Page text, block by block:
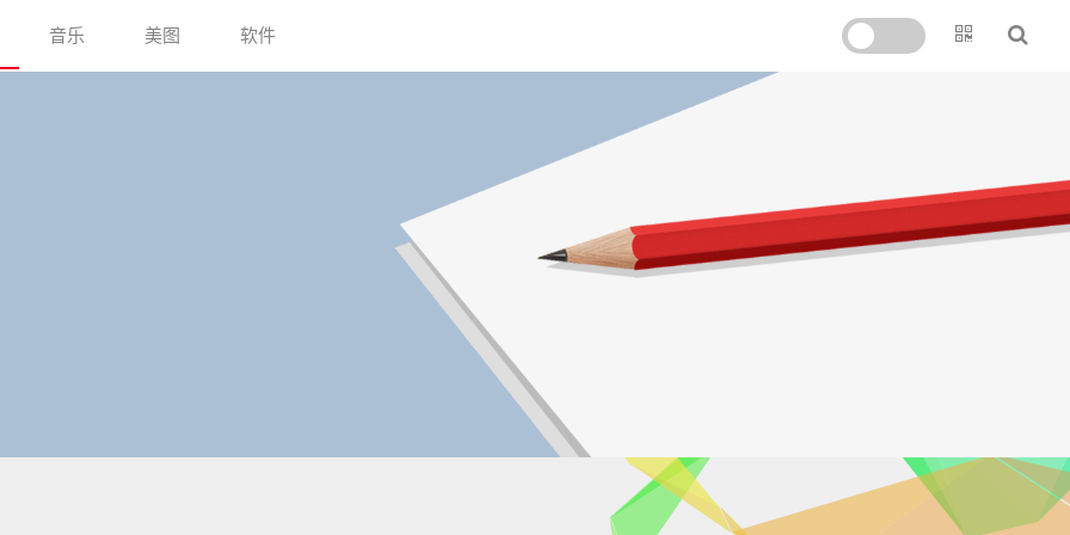
音乐 美图 软件